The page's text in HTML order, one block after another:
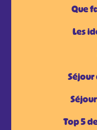
Que
Les
Top 5